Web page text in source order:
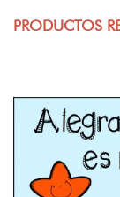
PRODUCTOS